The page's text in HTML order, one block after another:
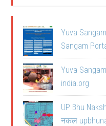
Yuva
Sangam
Yuva
india.org
UP Bhu
नकल